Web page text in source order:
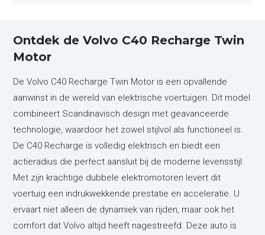
Ontdek de Volvo C40 Recharge Twin
Motor
De Volvo C40 Recharge Twin Motor is een opvallende
aanwinst in de wereld van elektrische voertuigen. Dit model
combineert Scandinavisch design met geavanceerde
technologie, waardoor het zowel stijlvol als functioneel is.
De C40 Recharge is volledig elektrisch en biedt een
actieradius die perfect aansluit bij de moderne levensstijl.
Met zijn krachtige dubbele elektromotoren levert dit
voertuig een indrukwekkende prestatie en acceleratie. U
ervaart niet alleen de dynamiek van rijden, maar ook het
comfort dat Volvo altijd heeft nagestreefd. Deze auto is